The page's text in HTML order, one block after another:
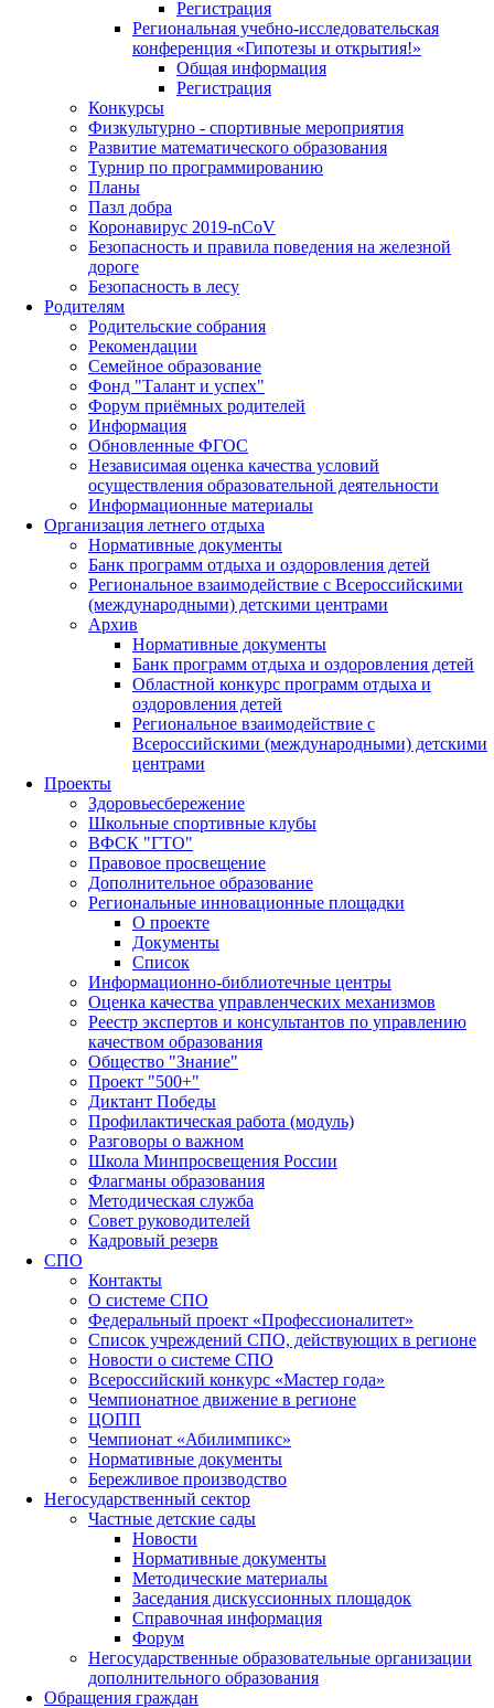
Регистрация
Региональная учебно-исследовательская
конференция «Гипотезы и открытия!»
Общая информация
Регистрация
Конкурсы
Физкультурно - спортивные мероприятия
Развитие математического образования
Турнир по программированию
Планы
Пазл добра
Коронавирус 2019-nCoV
Безопасность и правила поведения на железной
дороге
Безопасность в лесу
Родителям
Родительские собрания
Рекомендации
Семейное образование
Фонд "Талант и успех"
Форум приёмных родителей
Информация
Обновленные ФГОС
Независимая оценка качества условий
осуществления образовательной деятельности
Информационные материалы
Организация летнего отдыха
Нормативные документы
Банк программ отдыха и оздоровления детей
Региональное взаимодействие с Всероссийскими
(международными) детскими центрами
Архив
Нормативные документы
Банк программ отдыха и оздоровления детей
Областной конкурс программ отдыха и
оздоровления детей
Региональное взаимодействие с
Всероссийскими (международными) детскими
центрами
Проекты
Здоровьесбережение
Школьные спортивные клубы
ВФСК "ГТО"
Правовое просвещение
Дополнительное образование
Региональные инновационные площадки
О проекте
Документы
Список
Информационно-библиотечные центры
Оценка качества управленческих механизмов
Реестр экспертов и консультантов по управлению
качеством образования
Общество "Знание"
Проект "500+"
Диктант Победы
Профилактическая работа (модуль)
Разговоры о важном
Школа Минпросвещения России
Флагманы образования
Методическая служба
Совет руководителей
Кадровый резерв
СПО
Контакты
О системе СПО
Федеральный проект «Профессионалитет»
Список учреждений СПО, действующих в регионе
Новости о системе СПО
Всероссийский конкурс «Мастер года»
Чемпионатное движение в регионе
ЦОПП
Чемпионат «Абилимпикс»
Нормативные документы
Бережливое производство
Негосударственный сектор
Частные детские сады
Новости
Нормативные документы
Методические материалы
Заседания дискуссионных площадок
Справочная информация
Форум
Негосударственные образовательные организации
дополнительного образования
Обращения граждан